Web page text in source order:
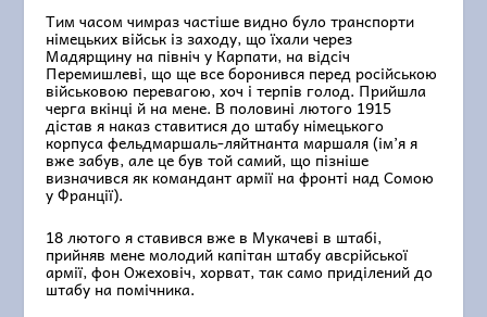
Тим часом чимраз частіше видно було транспорти
німецьких військ із заходу, що їхали через
Мадярщину на північ у Карпати, на відсіч
Перемишлеві, що ще все боронився перед російською
військовою перевагою, хоч і терпів голод. Прийшла
черга вкінці й на мене. В половині лютого 1915
дістав я наказ ставитися до штабу німецького
корпуса фельдмаршаль-ляйтнанта маршаля (ім’я я
вже забув, але це був той самий, що пізніше
визначився як командант армії на фронті над Сомою
у Франції).
18 лютого я ставився вже в Мукачеві в штабі,
прийняв мене молодий капітан штабу авсрійської
армії, фон Ожеховіч, хорват, так само приділений до
штабу на помічника.